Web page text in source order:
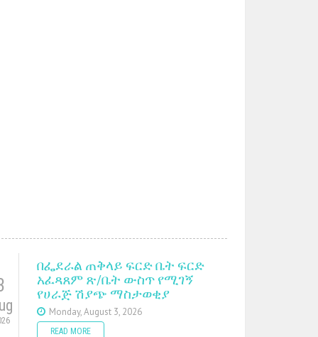
በፌደራል ጠቅላይ ፍርድ ቤት ፍርድ
አፈጻጸም ጽ/ቤት ውስጥ የሚገኝ
የሀራጅ ሽያጭ ማስታወቂያ
Monday, August 3, 2026
READ MORE